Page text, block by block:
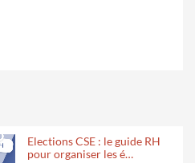
Elections CSE : le guide RH
pour organiser les é…